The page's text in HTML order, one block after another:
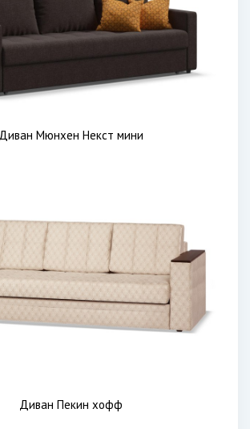
Диван Мюнхен Некст мини
Диван Пекин хофф